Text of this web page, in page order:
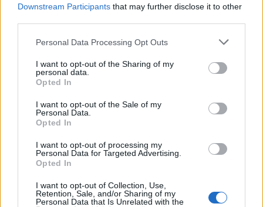
Downstream Participants that may further disclose it to other
Please note that this website/app uses one or more Google
not limited to your visit or usage behaviour. You may click to
grant or deny consent to Google and its third-party tags to
use your data for below specified purposes in below Google
consent section.
Personal Data Processing Opt Outs
I want to opt-out of the Sharing of my
personal data.
Opted In
I want to opt-out of the Sale of my
Personal Data.
Opted In
I want to opt-out of processing my
Personal Data for Targeted Advertising.
Opted In
I want to opt-out of Collection, Use,
Retention, Sale, and/or Sharing of my
Personal Data that Is Unrelated with the
Κασσελάκης επιχείρησε να αδειάσει τον Πολάκη
σχετικά με την Λινού.
Και αφού μιλάμε για πολιτικό έγκλημα σε βάρος
του κόμματος, να προσθέσω και τα εξής: Έχω
επίσης τεράστιο πρόβλημα με όλους αυτούς που
φόρεσαν τον Κασελακη καπέλο στον ΣΥΡΙΖΑ, αφού
προηγουμενως, από το 2019 έως το 2023 τα κάνανε
όσο σκατά μπορούσαν να γίνουν.